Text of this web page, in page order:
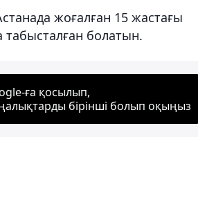
жоғалған 15 жастағы
болатын.
ға қосылып,
бірінші болып оқыңыз